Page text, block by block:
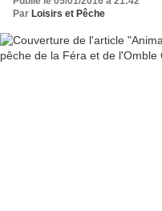
Par Loisirs et Pêche